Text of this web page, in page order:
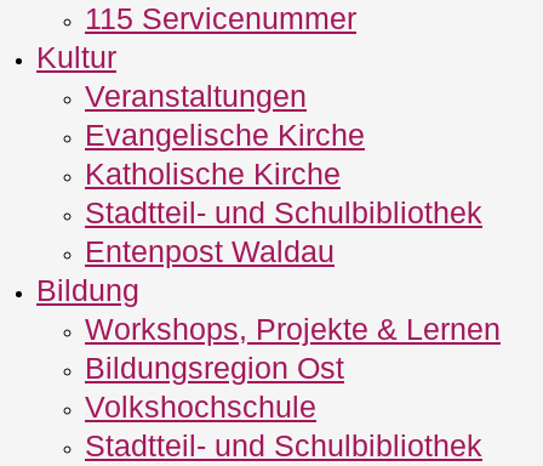
115 Servicenummer
Kultur
Veranstaltungen
Evangelische Kirche
Katholische Kirche
Stadtteil- und Schulbibliothek
Entenpost Waldau
Bildung
Workshops, Projekte & Lernen
Bildungsregion Ost
Volkshochschule
Stadtteil- und Schulbibliothek